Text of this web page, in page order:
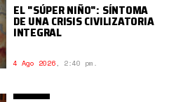
EL "SÚPER NIÑO": SÍNTOMA
DE UNA CRISIS CIVILIZATORIA
INTEGRAL
4 Ago 2026, 2:40 pm.